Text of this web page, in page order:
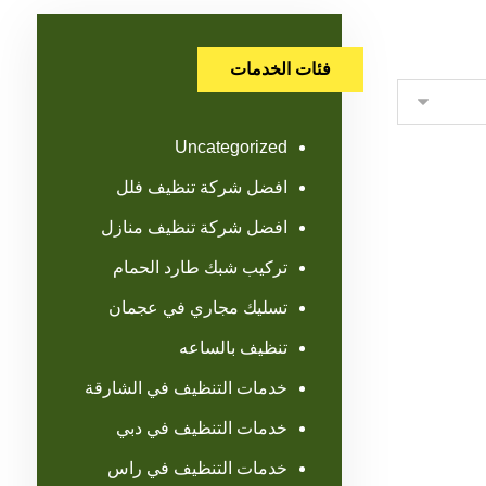
فئات الخدمات
Uncategorized
افضل شركة تنظيف فلل
افضل شركة تنظيف منازل
تركيب شبك طارد الحمام
تسليك مجاري في عجمان
تنظيف بالساعه
خدمات التنظيف في الشارقة
خدمات التنظيف في دبي
خدمات التنظيف في راس